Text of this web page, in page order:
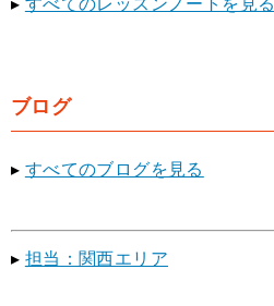
ブログ
▸ すべてのブログを見る
▸ 担当：関西エリア